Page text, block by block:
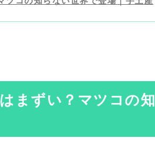
まずい？マツコの知